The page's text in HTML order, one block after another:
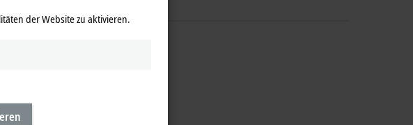
der Website zu aktivieren.